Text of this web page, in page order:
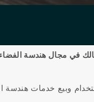
في مجال هندسة